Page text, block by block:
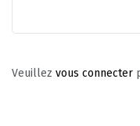
Veuillez vous connecter